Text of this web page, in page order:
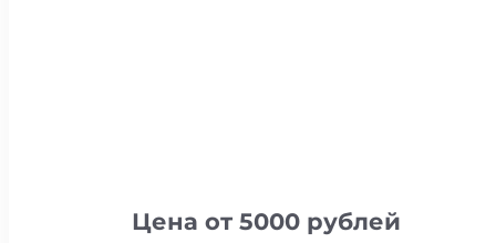
Цена от 5000 рублей